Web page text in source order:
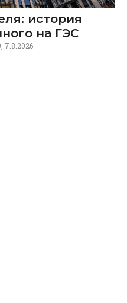
история
на ГЭС
7.8.2026